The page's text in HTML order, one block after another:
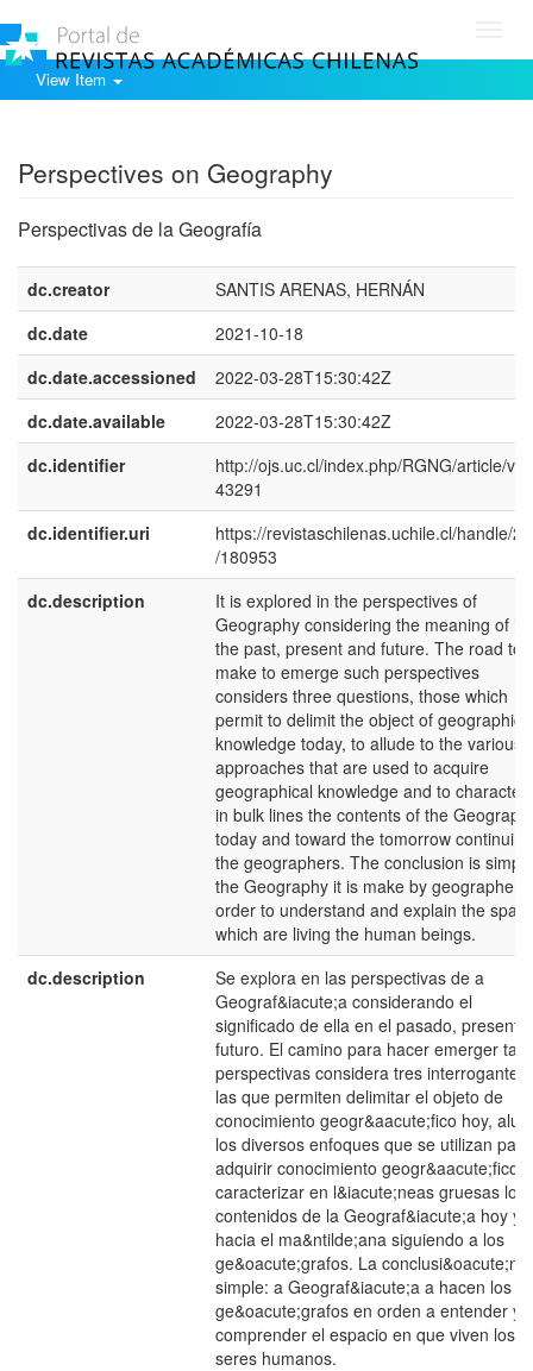
View Item
Perspectives on Geography
Perspectivas de la Geografía
dc.creator
SANTIS ARENAS, HERNÁN
dc.date
2021-10-18
dc.date.accessioned
2022-03-28T15:30:42Z
dc.date.available
2022-03-28T15:30:42Z
dc.identifier
http://ojs.uc.cl/index.php/RGNG/article/
43291
dc.identifier.uri
https://revistaschilenas.uchile.cl/handle/
/180953
dc.description
It is explored in the perspectives of
Geography considering the meaning of it
the past, present and future. The road to
make to emerge such perspectives
considers three questions, those which
permit to delimit the object of
knowledge today, to allude to the various
approaches that are used to acquire
geographical knowledge and to
in bulk lines the contents of the
today and toward the tomorrow
the geographers. The conclusion is
the Geography it is make by geographers
order to understand and explain the
which are living the human beings.
dc.description
Se explora en las perspectivas de a
Geograf&iacute;a considerando el
significado de ella en el pasado, presente
futuro. El camino para hacer emerger
perspectivas considera tres interrogantes,
las que permiten delimitar el objeto de
conocimiento geogr&aacute;fico hoy,
los diversos enfoques que se utilizan para
adquirir conocimiento geogr&aacute;fico y
caracterizar en l&iacute;neas gruesas los
contenidos de la Geograf&iacute;a hoy y
hacia el ma&ntilde;ana siguiendo a los
ge&oacute;grafos. La conclusi&oacute;n
simple: a Geograf&iacute;a a hacen los
ge&oacute;grafos en orden a entender y
comprender el espacio en que viven los
seres humanos.